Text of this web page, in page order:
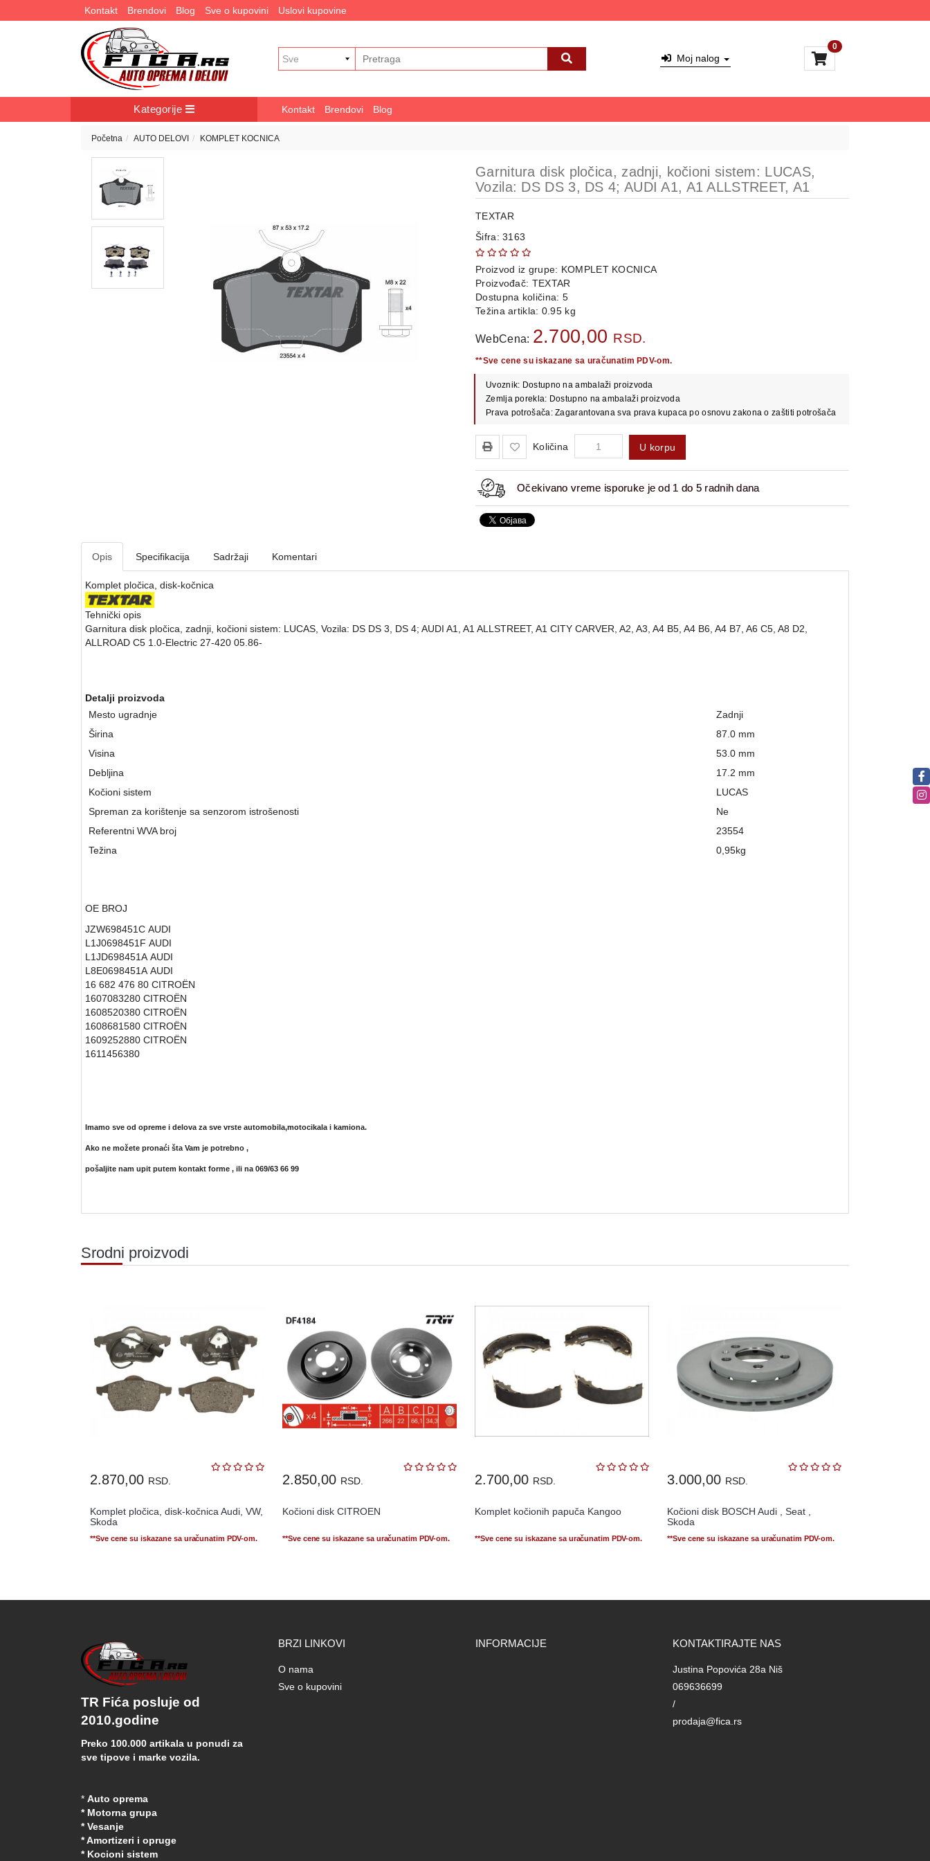
Kontakt Brendovi Blog Sve o kupovini Uslovi kupovine
Moj nalog
0
Kategorije Kontakt Brendovi Blog
Početna AUTO DELOVI KOMPLET KOCNICA
Garnitura disk pločica, zadnji, kočioni sistem: LUCAS,
Vozila: DS DS 3, DS 4; AUDI A1, A1 ALLSTREET, A1
TEXTAR
Šifra: 3163
Proizvod iz grupe: KOMPLET KOCNICA
Proizvođač: TEXTAR
Dostupna količina: 5
Težina artikla: 0.95 kg
WebCena: 2.700,00 RSD.
**Sve cene su iskazane sa uračunatim PDV-om.
Uvoznik: Dostupno na ambalaži proizvoda
Zemlja porekla: Dostupno na ambalaži proizvoda
Prava potrošača: Zagarantovana sva prava kupaca po osnovu zakona o zaštiti potrošača
Količina U korpu
Očekivano vreme isporuke je od 1 do 5 radnih dana
Opis Specifikacija Sadržaji Komentari
Komplet pločica, disk-kočnica
Tehnički opis
Garnitura disk pločica, zadnji, kočioni sistem: LUCAS, Vozila: DS DS 3, DS 4; AUDI A1, A1 ALLSTREET, A1 CITY CARVER, A2, A3, A4 B5, A4 B6, A4 B7, A6 C5, A8 D2,
ALLROAD C5 1.0-Electric 27-420 05.86-
Detalji proizvoda
Mesto ugradnje
Zadnji
Širina
87.0 mm
Visina
53.0 mm
Debljina
17.2 mm
Kočioni sistem
LUCAS
Spreman za korištenje sa senzorom istrošenosti
Ne
Referentni WVA broj
23554
Težina
0,95kg
OE BROJ
JZW698451C AUDI
L1J0698451F AUDI
L1JD698451A AUDI
L8E0698451A AUDI
16 682 476 80 CITROËN
1607083280 CITROËN
1608520380 CITROËN
1608681580 CITROËN
1609252880 CITROËN
1611456380
Imamo sve od opreme i delova za sve vrste automobila,motocikala i kamiona.
Ako ne možete pronaći šta Vam je potrebno ,
pošaljite nam upit putem kontakt forme , ili na 069/63 66 99
Srodni proizvodi
2.870,00 RSD.
Komplet pločica, disk-kočnica Audi, VW,
Skoda
**Sve cene su iskazane sa uračunatim PDV-om.
2.850,00 RSD.
Kočioni disk CITROEN
**Sve cene su iskazane sa uračunatim PDV-om.
2.700,00 RSD.
Komplet kočionih papuča Kangoo
**Sve cene su iskazane sa uračunatim PDV-om.
3.000,00 RSD.
Kočioni disk BOSCH Audi , Seat ,
Skoda
**Sve cene su iskazane sa uračunatim PDV-om.
TR Fića posluje od
2010.godine
Preko 100.000 artikala u ponudi za
sve tipove i marke vozila.
* Auto oprema
* Motorna grupa
* Vesanje
* Amortizeri i opruge
* Kocioni sistem
BRZI LINKOVI
O nama
Sve o kupovini
INFORMACIJE KONTAKTIRAJTE NAS
Justina Popovića 28a Niš
069636699
/
prodaja@fica.rs